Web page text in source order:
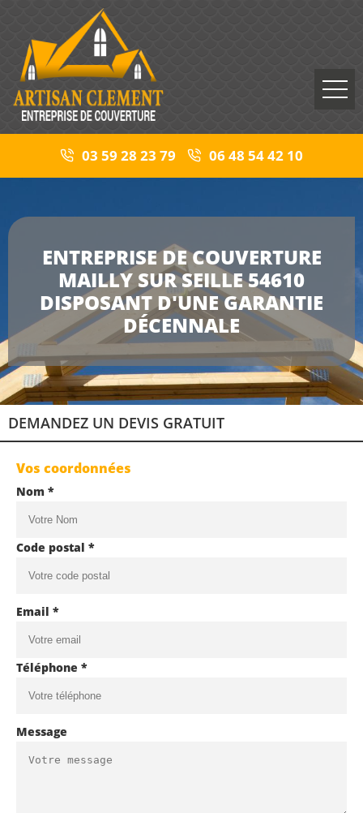
03 59 28 23 79 06 48 54 42 10
ENTREPRISE DE COUVERTURE
MAILLY SUR SEILLE 54610
DISPOSANT D'UNE GARANTIE
DÉCENNALE
DEMANDEZ UN DEVIS GRATUIT
Vos coordonnées
Nom *
Code postal *
Email *
Téléphone *
Message